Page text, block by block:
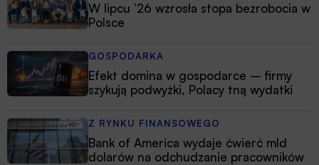
W lipcu ’26 wzrosła stopa bezrobocia w
Polsce
GOSPODARKA
Efekt domina w gospodarce – firmy
szykują podwyżki, Polacy tną wydatki
Z RYNKU FINANSOWEGO
Bank of America wydaje ćwierć mld
dolarów na odchudzanie pracowników